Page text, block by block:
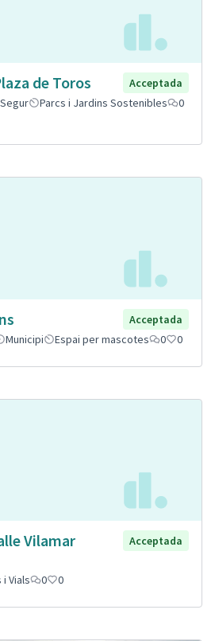
de Toros
Acceptada
Segur Parcs i Jardins Sostenibles
0
Acceptada
Municipi Espai per mascotes 0 0
Vilamar
Acceptada
Vials 0 0